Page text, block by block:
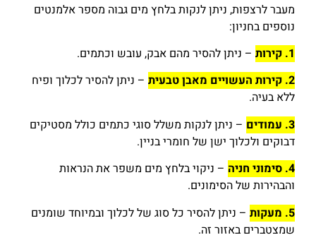
מעבר לרצפות, ניתן לנקות בלחץ מים גבוה מספר אלמנטים
נוספים בחניון:
1. קירות
– ניתן להסיר מהם אבק, עובש וכתמים.
2. קירות העשויים מאבן טבעית
– ניתן להסיר לכלוך ופיח
ללא בעיה.
3. עמודים
– ניתן לנקות משלל סוגי כתמים כולל מסטיקים
דבוקים ולכלוך ישן של חומרי בניין.
4. סימוני חניה
– ניקוי בלחץ מים משפר את הנראות
והבהירות של הסימונים.
5. מעקות
– ניתן להסיר כל סוג של לכלוך ובמיוחד שומנים
שמצטברים באזור זה.